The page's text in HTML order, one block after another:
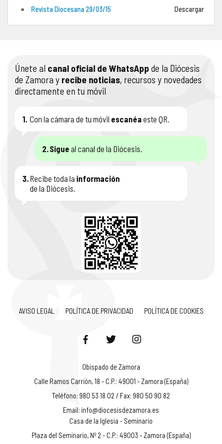
Revista Diocesana 29/03/15 Descargar
Únete al canal oficial de WhatsApp de la Diócesis
de Zamora y recibe noticias, recursos y novedades
directamente en tu móvil
1. Con la cámara de tu móvil escanéa este QR.
2.Sigue al canal de la Diócesis.
3.Recibe toda la información
de la Diócesis.
AVISO LEGAL POLÍTICA DE PRIVACIDAD POLÍTICA DE COOKIES
Obispado de Zamora
Calle Ramos Carrión, 18 - C.P.: 49001 - Zamora (España)
Teléfono: 980 53 18 02 / Fax: 980 50 90 82
Email: info@diocesisdezamora.es
Casa de la Iglesia - Seminario
Plaza del Seminario, Nº 2 - C.P.: 49003 - Zamora (España)
PORTAL DE TRANSPARENCIA
RENDICIÓN CUENTAS ENTIDADES RELIGIOSAS
PREGUNTAS FRECUENTES
APOSTOLADO SEGLAR
VIDA CONSAGRADA
AUDIOS